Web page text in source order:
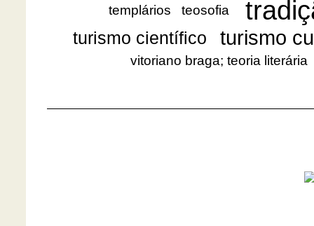
templários
teosofia
turismo científico turismo
vitoriano braga; teoria literária